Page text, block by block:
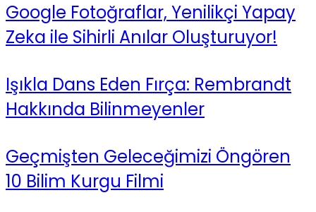
Google Fotoğraflar, Yenilikçi Yapay
Zeka ile Sihirli Anılar Oluşturuyor!
Işıkla Dans Eden Fırça: Rembrandt
Hakkında Bilinmeyenler
Geçmişten Geleceğimizi Öngören
10 Bilim Kurgu Filmi